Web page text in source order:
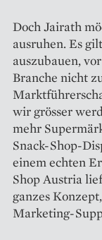
Doch Jairath
ausruhen. Es
auszubauen,
Branche nicht
wir grösser
mehr
Snack-Shop-
einem echten
Shop Austria
ganzes
Marketing-